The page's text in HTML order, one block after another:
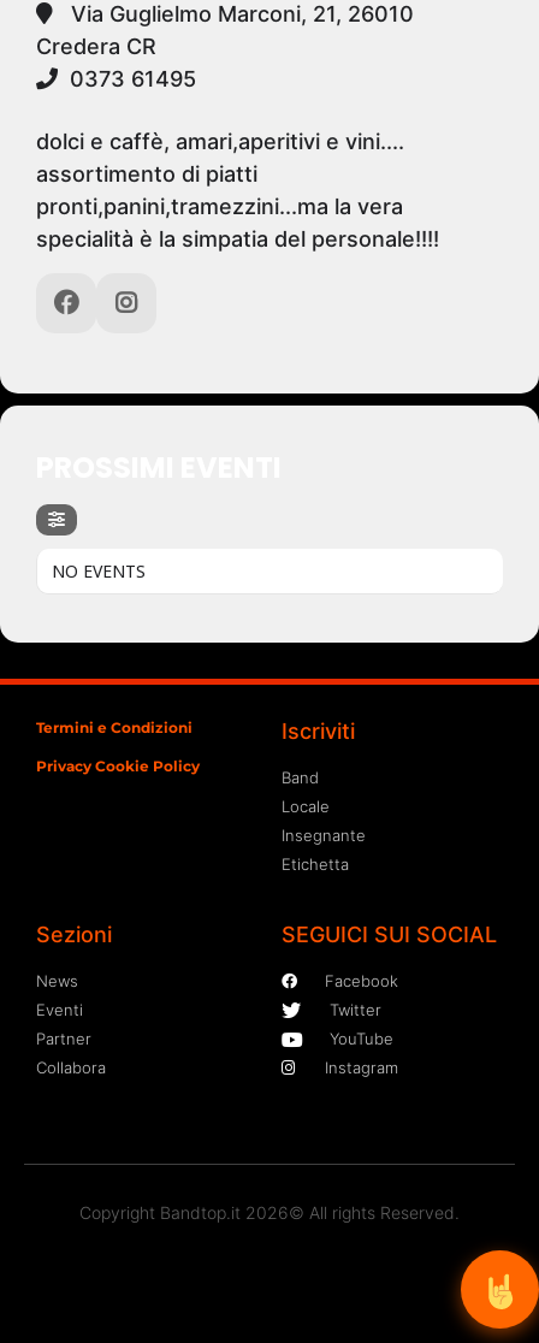
Via Guglielmo Marconi, 21, 26010
Credera CR
0373 61495
dolci e caffè, amari,aperitivi e vini....
assortimento di piatti
pronti,panini,tramezzini...ma la vera
specialità è la simpatia del personale!!!!
NO EVENTS
Termini e Condizioni
Privacy Cookie Policy
Iscriviti
Band
Locale
Insegnante
Etichetta
Sezioni
News
Eventi
Partner
Collabora
SEGUICI SUI SOCIAL
Facebook
Twitter
YouTube
Instagram
Copyright Bandtop.it 2026© All rights Reserved.